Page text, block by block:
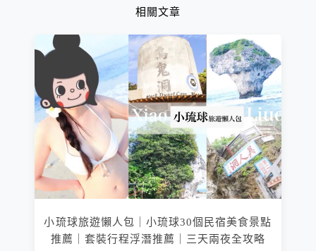
相關文章
小琉球旅遊懶人包｜小琉球30個民宿美食景點
推薦｜套裝行程浮潛推薦｜三天兩夜全攻略